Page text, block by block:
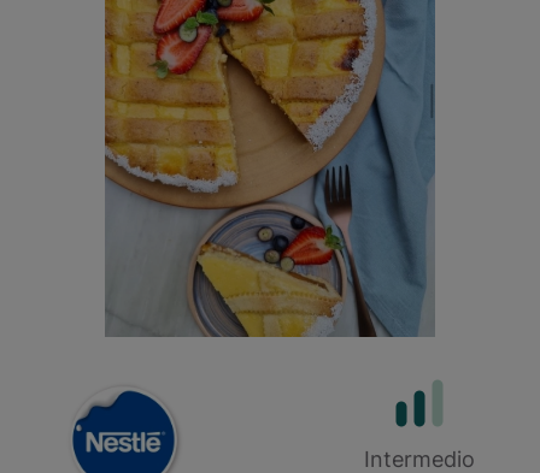
Marca
Dificultad
Intermedio